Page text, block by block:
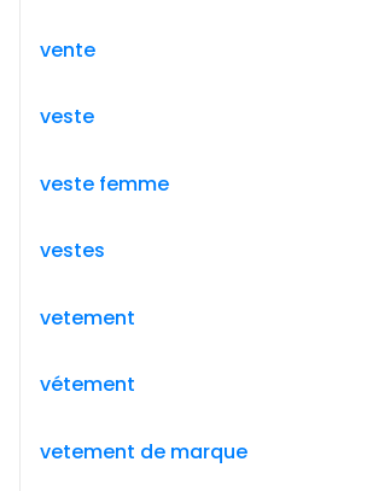
vente
veste
veste femme
vestes
vetement
vétement
vetement de marque